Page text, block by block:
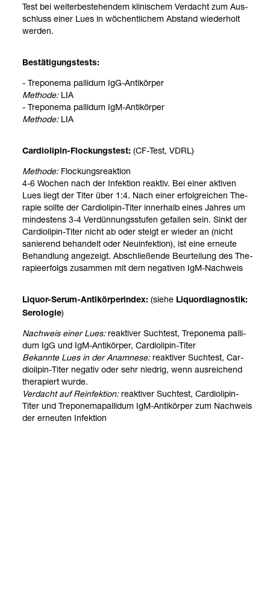
Test bei wei­ter­be­stehen­dem kli­ni­schem Ver­dacht zum Aus­
schluss einer Lues in wöchent­li­chem Abstand wie­der­holt
wer­den.
Bestä­ti­gungs­tests:
- Tre­po­nema palli­dum IgG-​Anti­kör­per
Methode:LIA
- Tre­po­nema palli­dum IgM-​Anti­kör­per
Methode:LIA
Car­dio­li­pin-​Flo­ckungs­test: (CF-​Test, VDRL)
Methode:Flo­ckungs­re­ak­tion
4-6 Wochen nach der Infek­tion reak­tiv. Bei einer akti­ven
Lues liegt der Titer über 1:4. Nach einer erfolg­rei­chen The­
ra­pie sollte der Car­dio­li­pin-​Titer inner­halb eines Jah­res um
min­des­tens 3-4 Ver­dün­nungs­stu­fen gefal­len sein. Sinkt der
Car­dio­li­pin-​Titer nicht ab oder steigt er wie­der an (nicht
sanie­rend behan­delt oder Neu­in­fek­tion), ist eine erneute
Behand­lung ange­zeigt. Abschlie­ßende Beur­tei­lung des The­
ra­pie­er­folgs zusam­men mit dem nega­ti­ven IgM-​Nach­weis
Liquor-​Serum-​Anti­kör­per­in­dex: (siehe Liquor­dia­gnos­tik:
Sero­lo­gie)
Nach­weis einer Lues:reak­ti­ver Such­test, Tre­po­nema palli­
dum IgG und IgM-​Anti­kör­per, Car­dio­li­pin-​Titer
Bekannte Lues in der Ana­mnese:reak­ti­ver Such­test, Car­
dio­li­pin-​Titer nega­tiv oder sehr nied­rig, wenn aus­rei­chend
the­ra­piert wurde.
Ver­dacht auf Reinfek­tion:reak­ti­ver Such­test, Car­dio­li­pin-​
Titer und Tre­po­ne­ma­palli­dum IgM-​Anti­kör­per zum Nach­weis
der erneu­ten Infek­tion